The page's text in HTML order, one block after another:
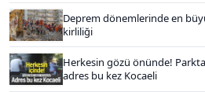
Deprem dönemlerinde en
kirliliği
Herkesin gözü önünde!
adres bu kez Kocaeli